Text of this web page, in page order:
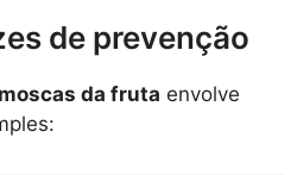
de prevenção
moscas da fruta envolve